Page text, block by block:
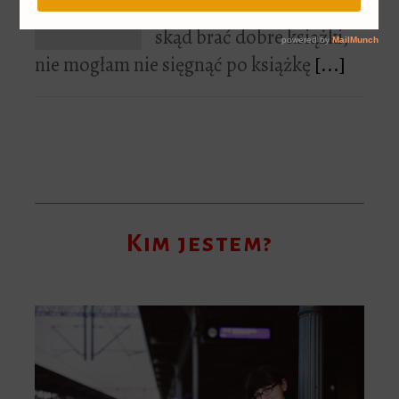
mojego wpisu o tym,
skąd brać dobre książki,
nie mogłam nie sięgnąć po książkę [...]
Kim jestem?